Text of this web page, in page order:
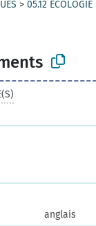
>05.12 ÉCOLOGIE
anglais